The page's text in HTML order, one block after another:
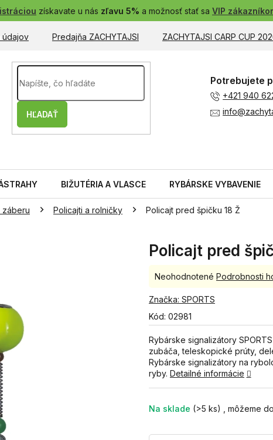
získavate u nás zľavu 5% a možnosť stať sa VIP
údajov Predajňa ZACHYTAJSI ZACHYTAJSI CARP CUP
HĽADAŤ
Potrebujete
+421 940
BIŽUTÉRIA A VLASCE RYBÁRSKE VYBAVENIE
záberu Policajti a rolničky Policajt pred špičku 18 Ž
Policajt pred
Kód: 02981
Na sklade (>5 ks)
Rybárske signalizátory
zubáča, teleskopické prúty,
Rybárske signalizátory na
ryby. Detailné informácie
Priemerné
produktu
0,0
5
hviezdičiek.
Neohodnotené Podrobnosti
Značka: SPORTS